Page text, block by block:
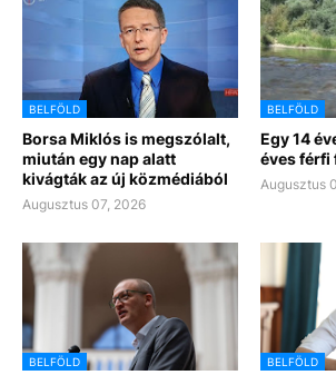
BELFÖLD
Borsa Miklós is megszólalt,
miután egy nap alatt
kivágták az új közmédiából
Augusztus 07, 2026
BELFÖLD
Egy 14
éves férfi
Augusztus
BELFÖLD BELFÖLD